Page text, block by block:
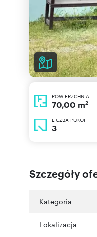
POWIERZCHNIA
70,00 m2
LICZBA POKOI
3
Szczegóły
Kategoria
Lokalizacja